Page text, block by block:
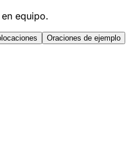
equipo.
Oraciones de ejemplo